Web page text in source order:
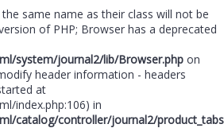
same name as their class will not be
of PHP; Browser has a deprecated
system/journal2/lib/Browser.php on
header information - headers
at
index.php:106) in
catalog/controller/journal2/